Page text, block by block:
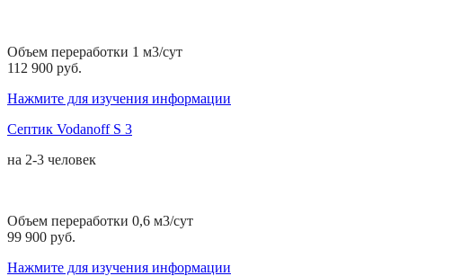
Объем переработки 1 м3/сут
112 900 руб.
Нажмите для изучения информации
Септик Vodanoff S 3
на 2-3 человек
Объем переработки 0,6 м3/сут
99 900 руб.
Нажмите для изучения информации